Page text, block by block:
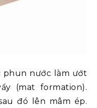
nước làm ướt
(mat formation).
đó lên mâm ép.